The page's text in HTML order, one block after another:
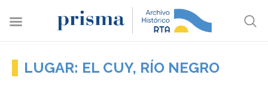
LUGAR: EL CUY, RÍO NEGRO